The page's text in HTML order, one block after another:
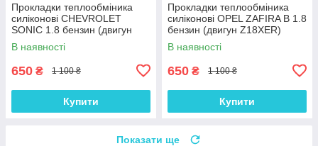
Прокладки теплообміника
силіконові CHEVROLET
SONIC 1.8 бензин (двигун
F18D4) комплект 16 шт.
В наявності
650 ₴ 1 100 ₴
Купити
Прокладки теплообміника
силіконові OPEL ZAFIRA B 1.8
бензин (двигун Z18XER)
комплект 16 шт.
В наявності
650 ₴ 1 100 ₴
Купити
Показати ще